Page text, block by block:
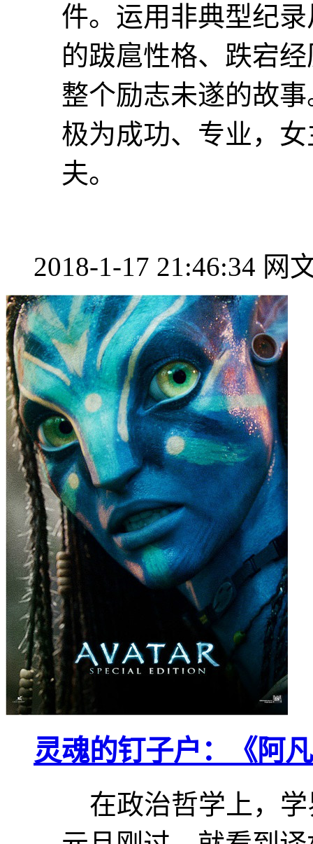
件。运用非典型纪
的跋扈性格、跌宕
整个励志未遂的故
极为成功、专业，
夫。
2018-1-17 21:46:34 网
灵魂的钉子户：《阿
在政治哲学上，学